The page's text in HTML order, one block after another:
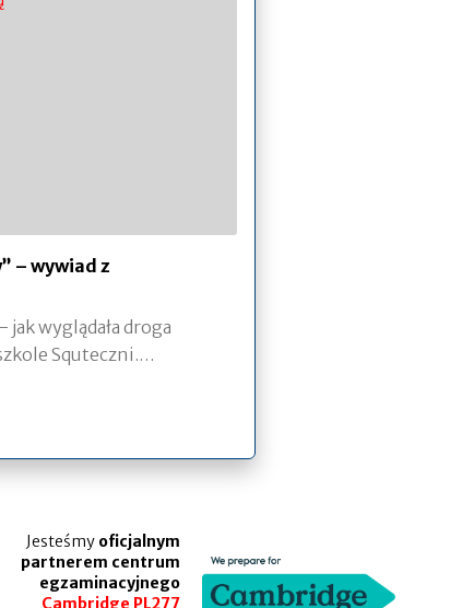
– wywiad z
jak wyglądała droga
Squteczni.…
Jesteśmy oficjalnym
partnerem centrum
egzaminacyjnego
Cambridge PL277